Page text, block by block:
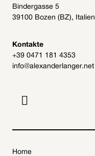
Archiv
Mitmachen
Bindergasse 5
39100 Bozen (BZ), Italien
Kontakte
+39 0471 181 4353
info@alexanderlanger.net

Home